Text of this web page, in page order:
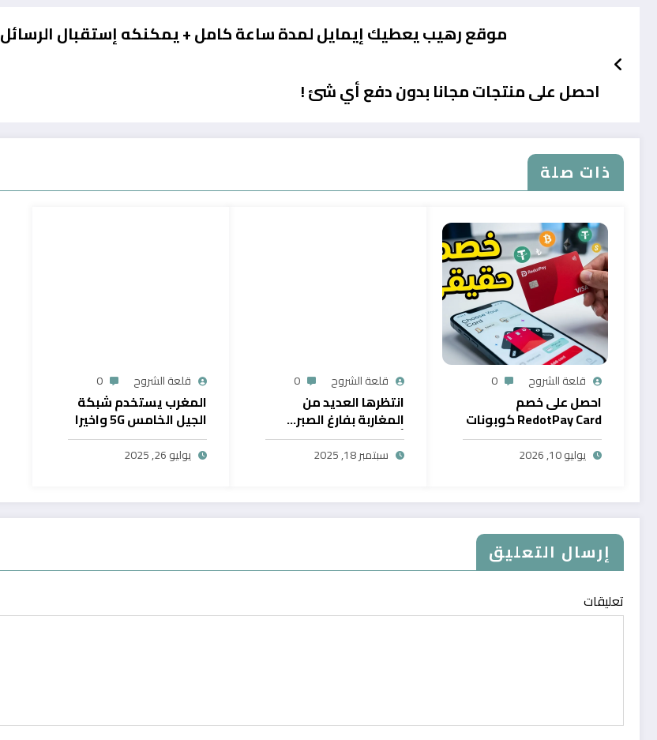
موقع رهيب يعطيك إيمايل لمدة ساعة كامل + يمكنكه إستقبال الرسائل
احصل على منتجات مجانا بدون دفع أي شئ !
ذات صلة
قلعة الشروح 0
احصل على خصم
RedotPay Card كوبونات
حصرية
يوليو 10, 2026
قلعة الشروح 0
انتظرها العديد من
المغاربة بفارغ الصبر…
أول خدمة رقمية تتيح
سحب الرصيد من بايبال
سبتمبر 18, 2025
قلعة الشروح 0
المغرب يستخدم شبكة
الجيل الخامس 5G واخيرا
يوليو 26, 2025
إرسال التعليق
تعليقات